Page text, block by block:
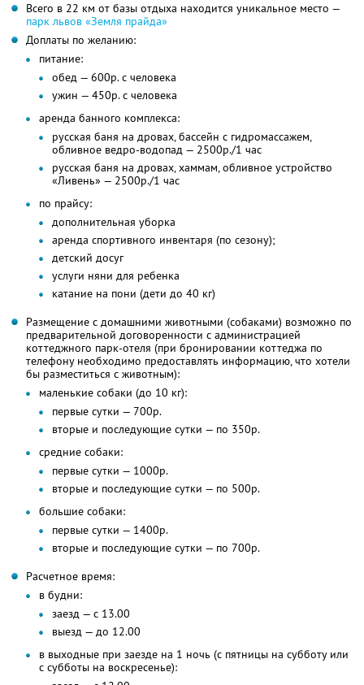
Всего в 22 км от базы отдыха находится уникальное место —
парк львов «Земля прайда»
Доплаты по желанию:
питание:
обед — 600р. с человека
ужин — 450р. с человека
аренда банного комплекса:
русская баня на дровах, бассейн с гидромассажем,
обливное ведро-водопад — 2500р./1 час
русская баня на дровах, хаммам, обливное устройство
«Ливень» — 2500р./1 час
по прайсу:
дополнительная уборка
аренда спортивного инвентаря (по сезону);
детский досуг
услуги няни для ребенка
катание на пони (дети до 40 кг)
Размещение с домашними животными (собаками) возможно по
предварительной договоренности с администрацией
коттеджного парк-отеля (при бронировании коттеджа по
телефону необходимо предоставлять информацию, что хотели
бы разместиться с животным):
маленькие собаки (до 10 кг):
первые сутки — 700р.
вторые и последующие сутки — по 350р.
средние собаки:
первые сутки — 1000р.
вторые и последующие сутки — по 500р.
большие собаки:
первые сутки — 1400р.
вторые и последующие сутки — по 700р.
Расчетное время:
в будни:
заезд — с 13.00
выезд — до 12.00
в выходные при заезде на 1 ночь (с пятницы на субботу или
с субботы на воскресенье):